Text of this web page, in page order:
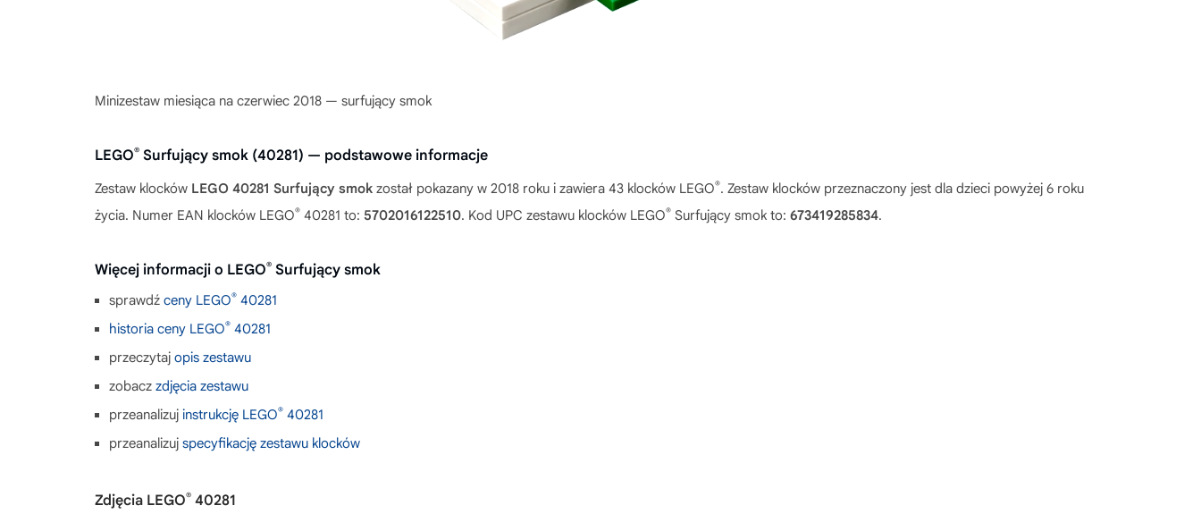
Minizestaw miesiąca na czerwiec 2018 — surfujący smok
LEGO® Surfujący smok (40281) — podstawowe informacje
Zestaw klocków LEGO 40281 Surfujący smok został pokazany w 2018 roku i zawiera 43 klocków LEGO®. Zestaw klocków przeznaczony jest dla dzieci powyżej 6 roku
życia. Numer EAN klocków LEGO® 40281 to: 5702016122510. Kod UPC zestawu klocków LEGO® Surfujący smok to: 673419285834.
Więcej informacji o LEGO® Surfujący smok
sprawdź ceny LEGO® 40281
historia ceny LEGO® 40281
przeczytaj opis zestawu
zobacz zdjęcia zestawu
przeanalizuj instrukcję LEGO® 40281
przeanalizuj specyfikację zestawu klocków
Zdjęcia LEGO® 40281